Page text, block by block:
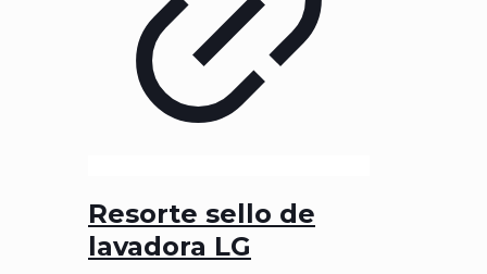
Resorte sello de
lavadora LG